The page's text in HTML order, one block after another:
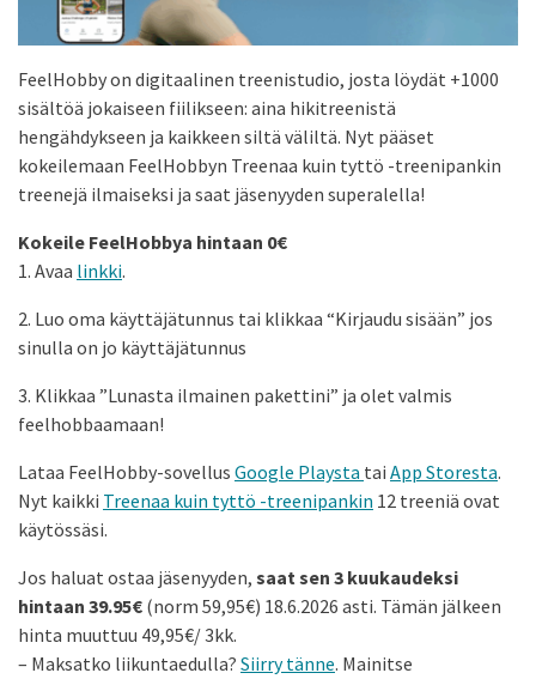
FeelHobby on digitaalinen treenistudio, josta löydät +1000
sisältöä jokaiseen fiilikseen: aina hikitreenistä
hengähdykseen ja kaikkeen siltä väliltä. Nyt pääset
kokeilemaan FeelHobbyn Treenaa kuin tyttö -treenipankin
treenejä ilmaiseksi ja saat jäsenyyden superalella!
Kokeile FeelHobbya hintaan 0€
1. Avaa linkki.
2. Luo oma käyttäjätunnus tai klikkaa “Kirjaudu sisään” jos
sinulla on jo käyttäjätunnus
3. Klikkaa ”Lunasta ilmainen pakettini” ja olet valmis
feelhobbaamaan!
Lataa FeelHobby-sovellus Google Playsta tai App Storesta.
Nyt kaikki Treenaa kuin tyttö -treenipankin 12 treeniä ovat
käytössäsi.
Jos haluat ostaa jäsenyyden, saat sen 3 kuukaudeksi
hintaan 39.95€ (norm 59,95€) 18.6.2026 asti. Tämän jälkeen
hinta muuttuu 49,95€/ 3kk.
– Maksatko liikuntaedulla? Siirry tänne. Mainitse